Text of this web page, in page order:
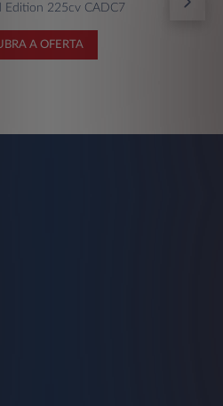
Edition 225cv CADC7
A OFERTA